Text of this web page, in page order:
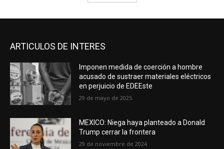
ARTICULOS DE INTERES
Imponen medida de coerción a hombre
acusado de sustraer materiales eléctricos
en perjuicio de EDEEste
29 de mayo de 2025
MEXICO: Niega haya planteado a Donald
Trump cerrar la frontera
29 de noviembre de 2024